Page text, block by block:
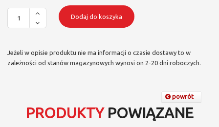
Dodaj do koszyka
Jeżeli w opisie produktu nie ma informacji o czasie dostawy to w
zależności od stanów magazynowych wynosi on 2-20 dni roboczych.
powrót
PRODUKTYPOWIĄZANE